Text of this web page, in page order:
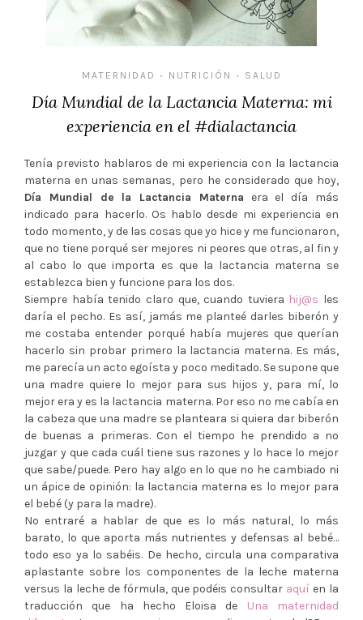
MATERNIDAD • NUTRICIÓN • SALUD
Día Mundial de la Lactancia Materna: mi
experiencia en el #dialactancia
Tenía previsto hablaros de mi experiencia con la lactancia
materna en unas semanas, pero he considerado que hoy,
Día Mundial de la Lactancia Materna era el día más
indicado para hacerlo. Os hablo desde mi experiencia en
todo momento, y de las cosas que yo hice y me funcionaron,
que no tiene porqué ser mejores ni peores que otras, al fin y
al cabo lo que importa es que la lactancia materna se
establezca bien y funcione para los dos.
Siempre había tenido claro que, cuando tuviera hij@s les
daría el pecho. Es así, jamás me planteé darles biberón y
me costaba entender porqué había mujeres que querían
hacerlo sin probar primero la lactancia materna. Es más,
me parecía un acto egoísta y poco meditado. Se supone que
una madre quiere lo mejor para sus hijos y, para mí, lo
mejor era y es la lactancia materna. Por eso no me cabía en
la cabeza que una madre se planteara si quiera dar biberón
de buenas a primeras. Con el tiempo he prendido a no
juzgar y que cada cuál tiene sus razones y lo hace lo mejor
que sabe/puede. Pero hay algo en lo que no he cambiado ni
un ápice de opinión: la lactancia materna es lo mejor para
el bebé (y para la madre).
No entraré a hablar de que es lo más natural, lo más
barato, lo que aporta más nutrientes y defensas al bebé…
todo eso ya lo sabéis. De hecho, circula una comparativa
aplastante sobre los componentes de la leche materna
versus la leche de fórmula, que podéis consultar aquí en la
traducción que ha hecho Eloisa de Una maternidad